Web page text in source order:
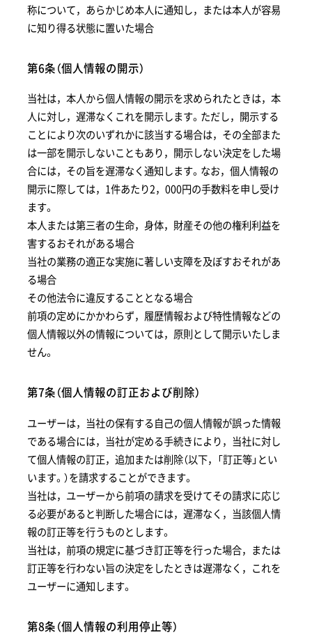
称について，あらかじめ本人に通知し，または本人が容易
に知り得る状態に置いた場合
第6条（個人情報の開示）
当社は，本人から個人情報の開示を求められたときは，本
人に対し，遅滞なくこれを開示します。ただし，開示する
ことにより次のいずれかに該当する場合は，その全部また
は一部を開示しないこともあり，開示しない決定をした場
合には，その旨を遅滞なく通知します。なお，個人情報の
開示に際しては，1件あたり2，000円の手数料を申し受け
ます。
本人または第三者の生命，身体，財産その他の権利利益を
害するおそれがある場合
当社の業務の適正な実施に著しい支障を及ぼすおそれがあ
る場合
その他法令に違反することとなる場合
前項の定めにかかわらず，履歴情報および特性情報などの
個人情報以外の情報については，原則として開示いたしま
せん。
第7条（個人情報の訂正および削除）
ユーザーは，当社の保有する自己の個人情報が誤った情報
である場合には，当社が定める手続きにより，当社に対し
て個人情報の訂正，追加または削除（以下，「訂正等」とい
います。）を請求することができます。
当社は，ユーザーから前項の請求を受けてその請求に応じ
る必要があると判断した場合には，遅滞なく，当該個人情
報の訂正等を行うものとします。
当社は，前項の規定に基づき訂正等を行った場合，または
訂正等を行わない旨の決定をしたときは遅滞なく，これを
ユーザーに通知します。
第8条（個人情報の利用停止等）